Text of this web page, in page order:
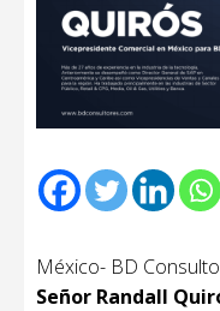
México- BD
Señor Randall